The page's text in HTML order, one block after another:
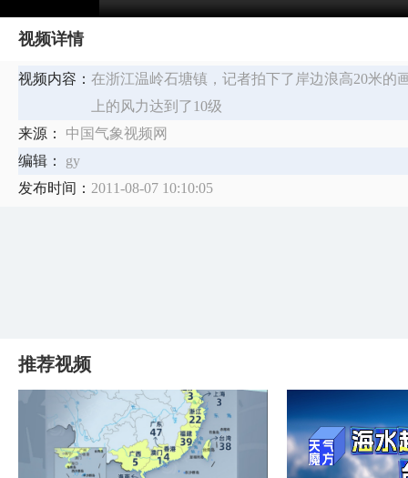
视频详情
视频内容： 在浙江温岭石塘镇，记者拍下了岸边浪高20米的
上的风力达到了10级
来源：
中国气象视频网
编辑：
gy
发布时间： 2011-08-07 10:10:05
推荐视频